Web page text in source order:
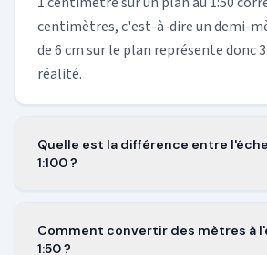
centimètres, c'est-à-dire un demi-
de 6 cm sur le plan représente donc
réalité.
Quelle est la différence entre
1:100 ?
quatre fois plus de détail sur la
le 1:50 quand tu veux voir le mobilier
Comment convertir des mètres à
1:50 ?